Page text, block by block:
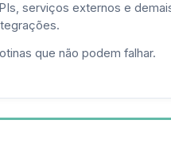
serviços externos e
que não podem falhar.